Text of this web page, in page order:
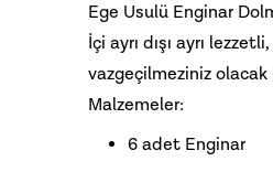
Ege Usulü Enginar
İçi ayrı dışı ayrı
vazgeçilmeziniz
Malzemeler:
6 adet Enginar